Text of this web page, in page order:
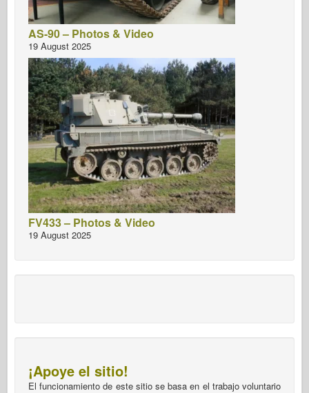
AS-90 – Photos & Video
19 August 2025
FV433 – Photos & Video
19 August 2025
¡Apoye el sitio!
El funcionamiento de este sitio se basa en el trabajo voluntario